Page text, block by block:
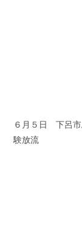
６月５日 下呂
験放流